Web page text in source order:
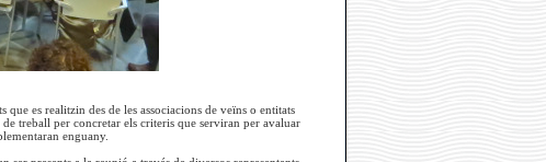
es realitzin des de les associacions de veïns o entitats
treball per concretar els criteris que serviran per avaluar
enguany.